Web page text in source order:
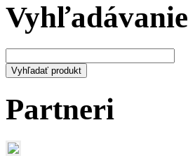
Vyhľadávanie
Partneri